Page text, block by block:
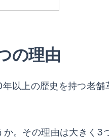
の理由
以上の歴史を持つ老舗
。その理由は大きく3